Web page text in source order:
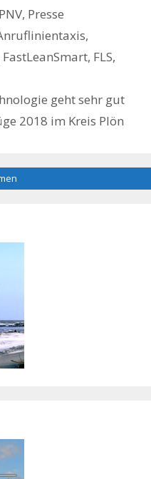
, Presse
,
FastLeanSmart, FLS,
geht sehr gut
2018 im Kreis Plön